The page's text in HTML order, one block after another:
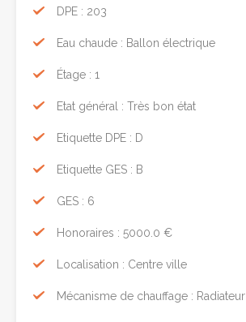
DPE : 203
Eau chaude : Ballon électrique
Étage : 1
Etat général : Très bon état
Etiquette DPE : D
Etiquette GES : B
GES : 6
Honoraires : 5000.0 €
Localisation : Centre ville
Mécanisme de chauffage : Radiateur